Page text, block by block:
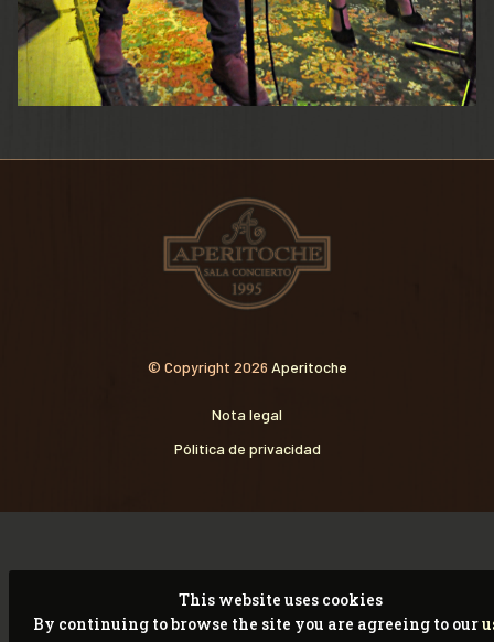
© Copyright 2026 Aperitoche
Nota legal
Pólitica de privacidad
This website uses cookies
By continuing to browse the site you are agreeing to our